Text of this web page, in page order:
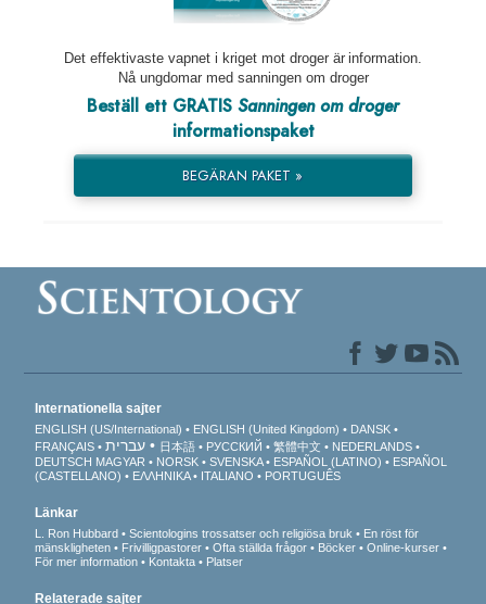
Det effektivaste vapnet i kriget mot droger är information.
Nå ungdomar med sanningen om droger
Beställ ett GRATIS Sanningen om droger
informationspaket
BEGÄRAN PAKET »
Internationella sajter
ENGLISH (US/International) ENGLISH (United Kingdom)
DANSK
FRANÇAIS
עברית 日本語 РУССКИЙ 繁體中文
NEDERLANDS
DEUTSCH MAGYAR NORSK SVENSKA ESPAÑOL (LATINO)
ESPAÑOL
(CASTELLANO)
ΕΛΛΗΝΙΚA ITALIANO PORTUGUÊS
Länkar
L. Ron Hubbard Scientologins trossatser och religiösa bruk
En röst för
mänskligheten
Frivilligpastorer Ofta ställda frågor Böcker
Online-kurser
För mer information
Kontakta Platser
Relaterade sajter